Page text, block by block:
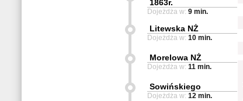
1863r.
Dojeżdża w: 9 min.
Litewska NŻ
Dojeżdża w: 10 min.
Morelowa NŻ
Dojeżdża w: 11 min.
Sowińskiego
Dojeżdża w: 12 min.